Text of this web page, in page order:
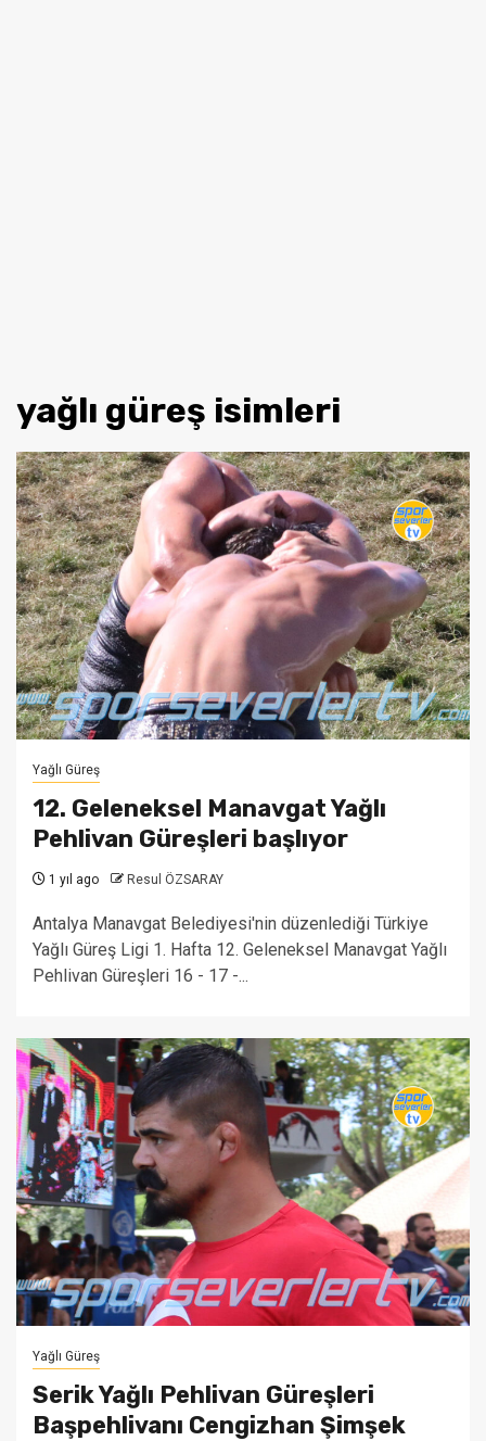
yağlı güreş isimleri
Yağlı Güreş
12. Geleneksel Manavgat Yağlı
Pehlivan Güreşleri başlıyor
1 yıl ago Resul ÖZSARAY
Antalya Manavgat Belediyesi'nin düzenlediği Türkiye
Yağlı Güreş Ligi 1. Hafta 12. Geleneksel Manavgat Yağlı
Pehlivan Güreşleri 16 - 17 -...
Yağlı Güreş
Serik Yağlı Pehlivan Güreşleri
Başpehlivanı Cengizhan Şimşek